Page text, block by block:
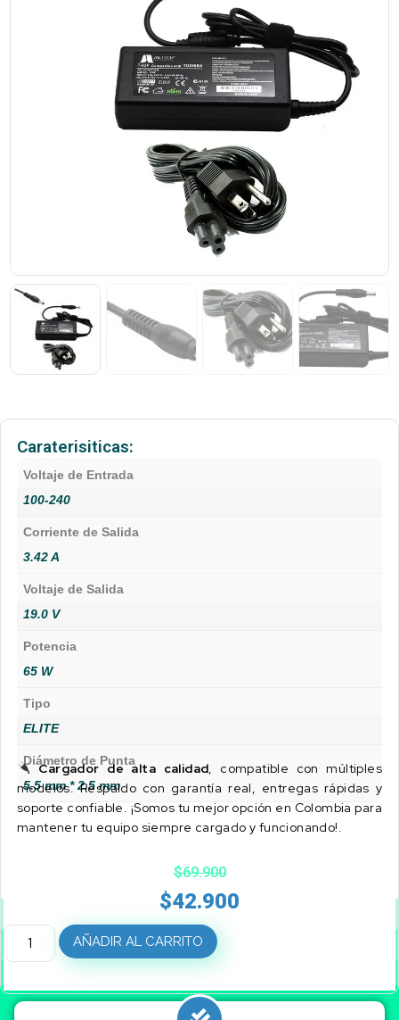
Caraterisiticas:
Voltaje de Entrada
100-240
Corriente de Salida
3.42 A
Voltaje de Salida
19.0 V
Potencia
65 W
Tipo
ELITE
Diámetro de Punta
5.5 mm * 2.5 mm
Cargador de alta calidad, compatible con múltiples
modelos. Respaldo con garantía real, entregas rápidas y
soporte confiable. ¡Somos tu mejor opción en Colombia para
mantener tu equipo siempre cargado y funcionando!.
$69.900
$42.900
AÑADIR AL CARRITO